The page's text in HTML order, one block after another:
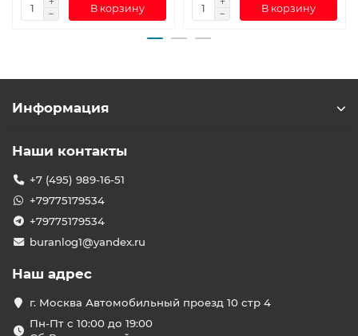
В корзину В корзину
Информация
Наши контакты
+7 (495) 989-16-51
+79775179534
+79775179534
buranlog1@yandex.ru
Наш адрес
г. Москва Автомобильный проезд 10 стр 4
Пн-Пт с 10:00 до 19:00